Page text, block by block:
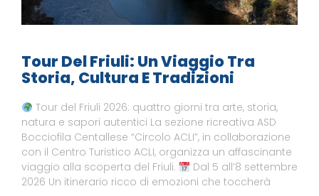
Tour Del Friuli: Un Viaggio Tra
Storia, Cultura E Tradizioni
Tour del Friuli 2026: quattro giorni tra arte, storia,
natura e sapori autentici La sezione ricreativa ASD
Bocciofila Centallese “Circolo ACLI”, in collaborazione
con il Centro Turistico ACLI, organizza un affascinante
viaggio alla scoperta del Friuli.
Dal 5 all’8 settembre
2026 Un itinerario ricco di emozioni che toccherà